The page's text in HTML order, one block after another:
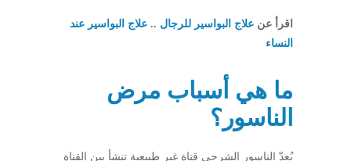
اقرأ عن علاج البواسير للرجال .. علاج البواسير عند
النساء
ما هي أسباب مرض
الناسور؟
يُعدّ الناسور الشرجي قناة غير طبيعية تنشأ بين القناة